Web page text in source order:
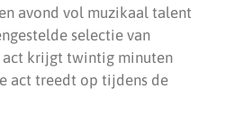
avond vol muzikaal talent
selectie van
act krijgt twintig minuten
act treedt op tijdens de